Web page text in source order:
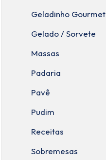
Geladinho Gourmet
Gelado / Sorvete
Massas
Padaria
Pavê
Pudim
Receitas
Sobremesas